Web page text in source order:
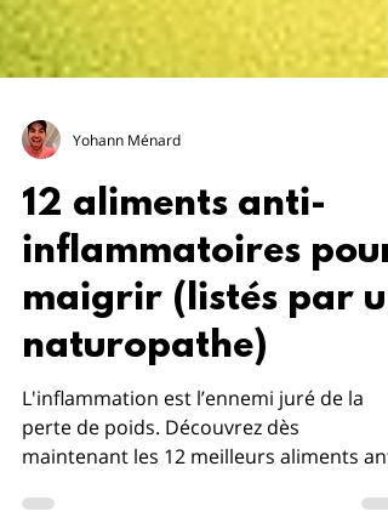
Yohann Ménard
12 aliments anti-
inflammatoires pour
maigrir (listés par un
naturopathe)
L'inflammation est l’ennemi juré de la
maintenant les 12 meilleurs aliments